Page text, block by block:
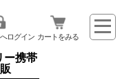
ー携帯
ログイン カートをみる